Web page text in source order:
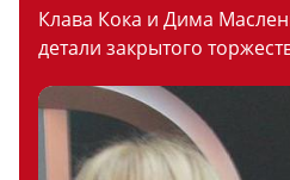
Клава Кока и Дима
детали закрытого